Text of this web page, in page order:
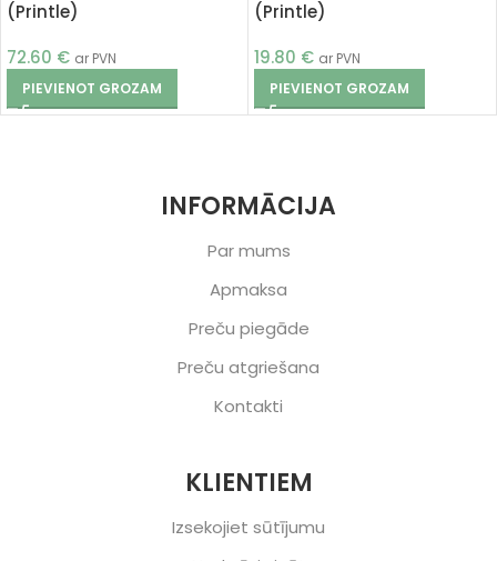
(Printle)
72.60 € ar PVN
PIEVIENOT GROZAM
(Printle)
19.80 € ar PVN
PIEVIENOT GROZAM
INFORMĀCIJA
Par mums
Apmaksa
Preču piegāde
Preču atgriešana
Kontakti
KLIENTIEM
Izsekojiet sūtījumu